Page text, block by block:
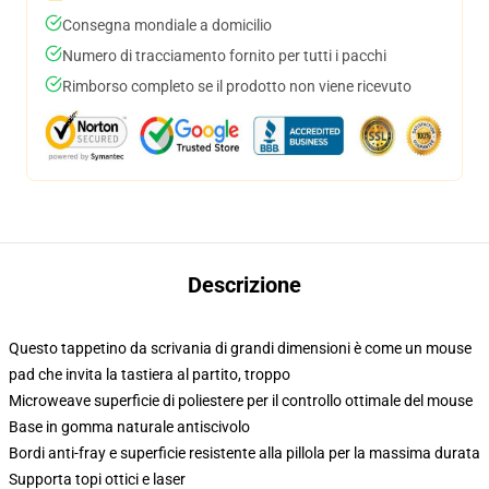
Consegna mondiale a domicilio
Numero di tracciamento fornito per tutti i pacchi
Rimborso completo se il prodotto non viene ricevuto
Descrizione
Questo tappetino da scrivania di grandi dimensioni è come un mouse
pad che invita la tastiera al partito, troppo
Microweave superficie di poliestere per il controllo ottimale del mouse
Base in gomma naturale antiscivolo
Bordi anti-fray e superficie resistente alla pillola per la massima durata
Supporta topi ottici e laser